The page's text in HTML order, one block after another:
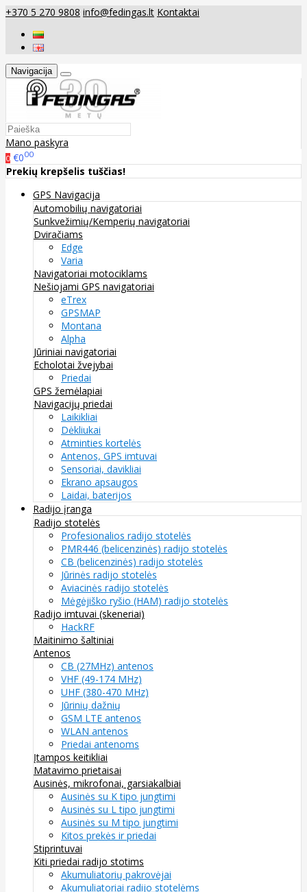
+370 5 270 9808 info@fedingas.lt Kontaktai
Navigacija
Mano paskyra
0 €000
Prekių krepšelis tuščias!
GPS Navigacija
Automobilių navigatoriai
Sunkvežimių/Kemperių navigatoriai
Dviračiams
Edge
Varia
Navigatoriai motociklams
Nešiojami GPS navigatoriai
eTrex
GPSMAP
Montana
Alpha
Jūriniai navigatoriai
Echolotai žvejybai
Priedai
GPS žemėlapiai
Navigacijų priedai
Laikikliai
Dėkliukai
Atminties kortelės
Antenos, GPS imtuvai
Sensoriai, davikliai
Ekrano apsaugos
Laidai, baterijos
Radijo įranga
Radijo stotelės
Profesionalios radijo stotelės
PMR446 (belicenzinės) radijo stotelės
CB (belicenzinės) radijo stotelės
Jūrinės radijo stotelės
Aviacinės radijo stotelės
Mėgėjiško ryšio (HAM) radijo stotelės
Radijo imtuvai (skeneriai)
HackRF
Maitinimo šaltiniai
Antenos
CB (27MHz) antenos
VHF (49-174 MHz)
UHF (380-470 MHz)
Jūrinių dažnių
GSM LTE antenos
WLAN antenos
Priedai antenoms
Įtampos keitikliai
Matavimo prietaisai
Ausinės, mikrofonai, garsiakalbiai
Ausinės su K tipo jungtimi
Ausinės su L tipo jungtimi
Ausinės su M tipo jungtimi
Kitos prekės ir priedai
Stiprintuvai
Kiti priedai radijo stotims
Akumuliatorių pakrovėjai
Akumuliatoriai radijo stotelėms